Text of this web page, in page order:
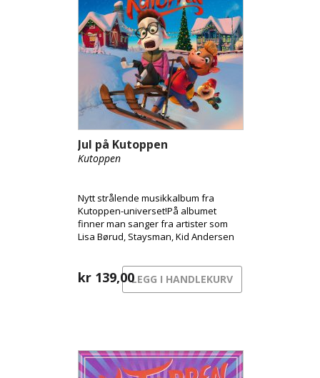
Jul på Kutoppen
Kutoppen
Nytt strålende musikkalbum fra
Kutoppen-universet!På albumet
finner man sanger fra artister som
Lisa Børud, Staysman, Kid Andersen
kr 139,00LEGG I HANDLEKURV